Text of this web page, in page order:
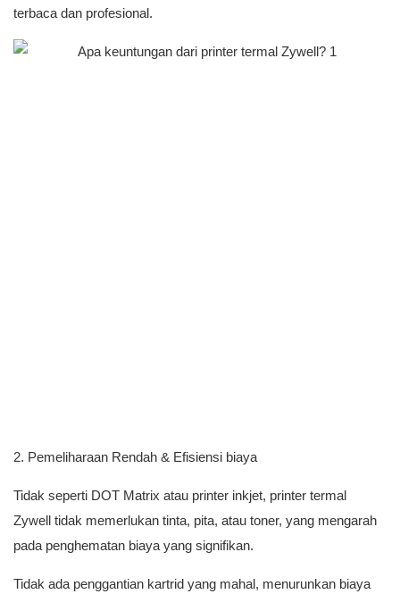
terbaca dan profesional.
2. Pemeliharaan Rendah & Efisiensi biaya
Tidak seperti DOT Matrix atau printer inkjet, printer termal
Zywell tidak memerlukan tinta, pita, atau toner, yang mengarah
pada penghematan biaya yang signifikan.
Tidak ada penggantian kartrid yang mahal, menurunkan biaya